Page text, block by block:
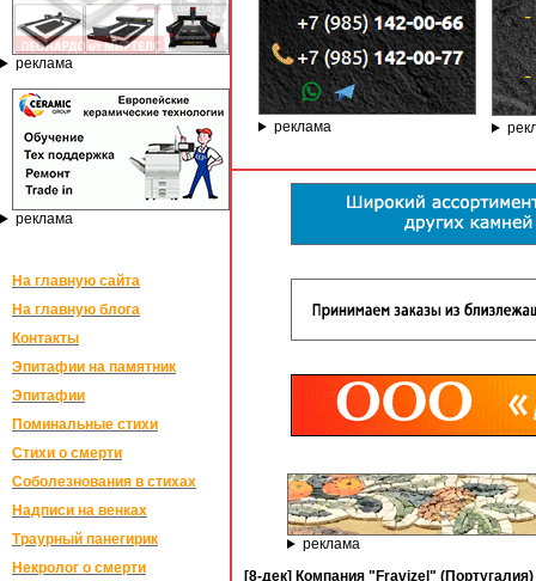
реклама
реклама
На главную сайта
На главную блога
Контакты
Эпитафии на памятник
Эпитафии
Поминальные стихи
Стихи о смерти
Соболезнования в стихах
Надписи на венках
Траурный панегирик
Некролог о смерти
реклама
реклама
[8-дек] Компания "Fravizel"